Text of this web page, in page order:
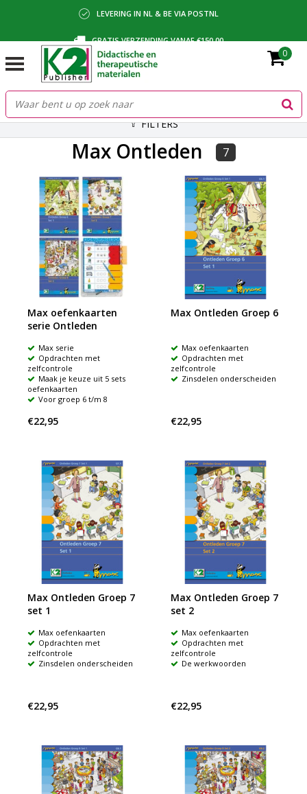
LEVERING IN NL & BE VIA POSTNL
GRATIS VERZENDING VANAF €150,00
BETALING VIA IDEAL, BANCONTACT OF FACTUUR
0
FILTERS
Max Ontleden 7
Max oefenkaarten
serie Ontleden
Max serie
Opdrachten met
zelfcontrole
Maak je keuze uit 5 sets
oefenkaarten
Voor groep 6 t/m 8
€22,95
Max Ontleden Groep 6
Max oefenkaarten
Opdrachten met
zelfcontrole
Zinsdelen onderscheiden
€22,95
Max Ontleden Groep 7
set 1
Max oefenkaarten
Opdrachten met
zelfcontrole
Zinsdelen onderscheiden
€22,95
Max Ontleden Groep 7
set 2
Max oefenkaarten
Opdrachten met
zelfcontrole
De werkwoorden
€22,95